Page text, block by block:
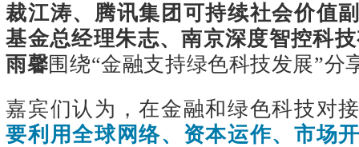
裁江涛、腾讯集团可持续社会价值
基金总经理朱志、南京深度智控科
雨馨围绕“金融支持绿色科技发展”分
嘉宾们认为，在金融和绿色科技对
要利用全球网络、资本运作、市场